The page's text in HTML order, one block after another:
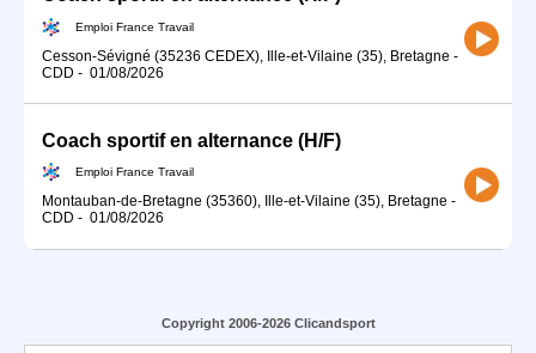
Emploi France Travail
Cesson-Sévigné (35236 CEDEX), Ille-et-Vilaine (35), Bretagne -
CDD - 01/08/2026
Coach sportif en alternance (H/F)
Emploi France Travail
Montauban-de-Bretagne (35360), Ille-et-Vilaine (35), Bretagne -
CDD - 01/08/2026
Copyright 2006-2026 Clicandsport